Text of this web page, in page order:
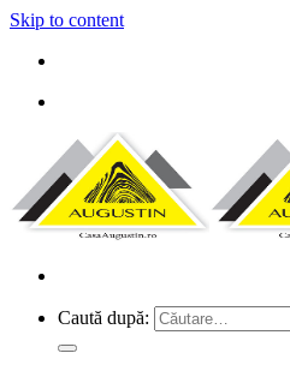
Skip to content
Caută după: